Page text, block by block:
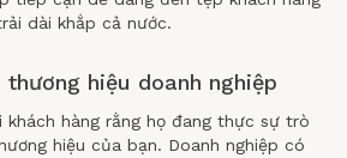
dài khắp cả nước.
thương hiệu doanh nghiệp
khách hàng rằng họ đang thực sự trò
hiệu của bạn. Doanh nghiệp có